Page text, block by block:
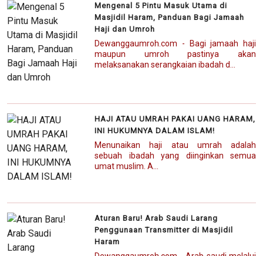
Mengenal 5 Pintu Masuk Utama di
Masjidil Haram, Panduan Bagi Jamaah
Haji dan Umroh
Dewanggaumroh.com - Bagi jamaah haji
maupun umroh pastinya akan
melaksanakan serangkaian ibadah d...
HAJI ATAU UMRAH PAKAI UANG HARAM,
INI HUKUMNYA DALAM ISLAM!
Menunaikan haji atau umrah adalah
sebuah ibadah yang diinginkan semua
umat muslim. A...
Aturan Baru! Arab Saudi Larang
Penggunaan Transmitter di Masjidil
Haram